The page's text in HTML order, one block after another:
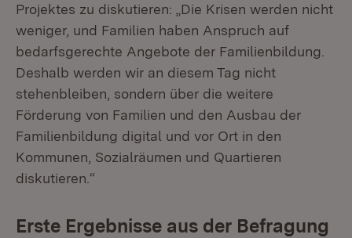
Projektes zu diskutieren: „Die Krisen werden nicht
weniger, und Familien haben Anspruch auf
bedarfsgerechte Angebote der Familienbildung.
Deshalb werden wir an diesem Tag nicht
stehenbleiben, sondern über die weitere
Förderung von Familien und den Ausbau der
Familienbildung digital und vor Ort in den
Kommunen, Sozialräumen und Quartieren
diskutieren.“
Erste Ergebnisse aus der Befragung